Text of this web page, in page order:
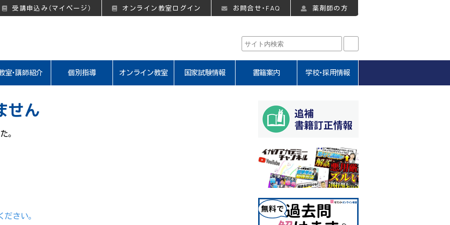
受講申込み（マイページ） オンライン教室ログイン お問合せ・FAQ 薬剤師の方
室・講師紹介 個別指導 オンライン教室 国家試験情報 書籍案内 学校・採用情報
せん
。
さい。